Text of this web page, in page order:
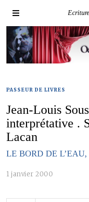
PASSEUR DE LIVRES
Jean-Louis
interprétative .
Lacan
LE BORD DE L’EAU,
1 janvier 2000